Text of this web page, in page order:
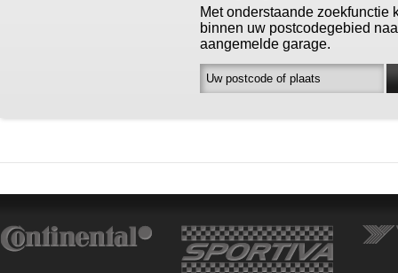
Met onderstaande zoekfunctie
binnen uw postcodegebied
aangemelde garage.